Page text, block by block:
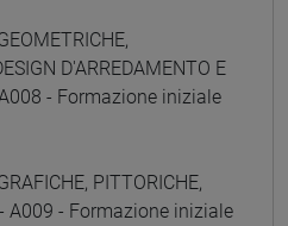
D'ARREDAMENTO E
A008 - Formazione iniziale
PITTORICHE,
- A009 - Formazione iniziale